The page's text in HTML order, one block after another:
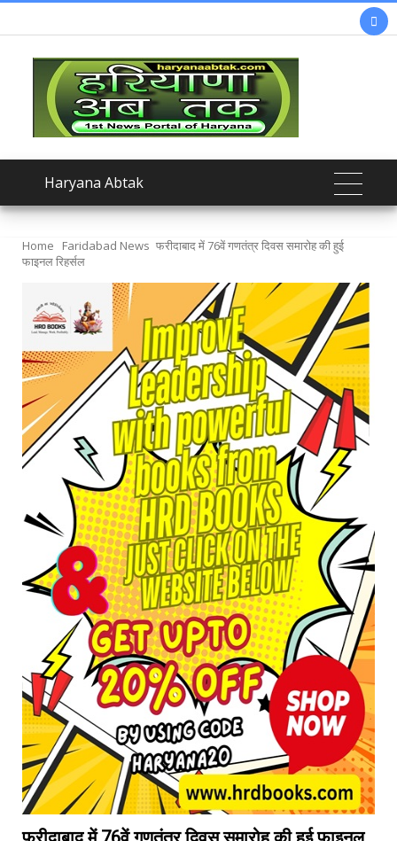

Haryana Abtak
Home Faridabad News फरीदाबाद में 76वें गणतंत्र दिवस समारोह की हुई
फाइनल रिहर्सल